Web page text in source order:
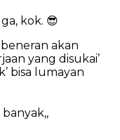
kok. 😎
akan
yang disukai’
bisa lumayan